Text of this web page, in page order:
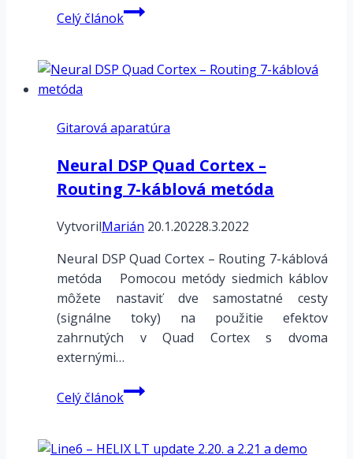
Celý článokNux
Drive
–
skreslovadiel
Gitarová aparatúra
Neural DSP Quad Cortex –
Routing 7-káblová metóda
VytvorilMarián 20.1.20228.3.2022
Neural DSP Quad Cortex – Routing 7-káblová
metóda Pomocou metódy siedmich káblov
môžete nastaviť dve samostatné cesty
(signálne toky) na použitie efektov
zahrnutých v Quad Cortex s dvoma
externými…
Celý článokNeural
DSP
Cortex